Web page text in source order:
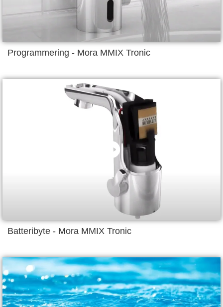
Programmering - Mora MMIX Tronic
Batteribyte - Mora MMIX Tronic